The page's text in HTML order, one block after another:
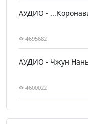
АУДИО -
4695682
АУДИО - Чжун
4600022